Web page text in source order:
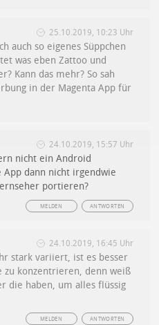
25.10.2019, 10:23 Uhr
auch so eigenes Süppchen
was eben Zattoo und
Kann das mehr? So sah
in der Magenta App für
24.10.2019, 15:57 Uhr
nicht ein Android
App dann nicht irgendwie
portieren?
ANTWORTEN
MELDEN
24.10.2019, 16:45 Uhr
stark variiert, ist es besser
zu konzentrieren, denn weiß
die haben, um alles flüssig
ANTWORTEN
MELDEN